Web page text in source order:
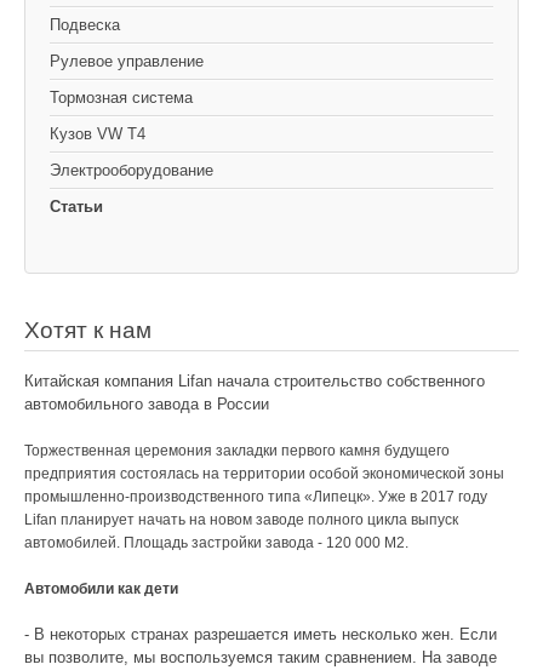
Подвеска
Рулевое управление
Тормозная система
Кузов VW T4
Электрооборудование
Статьи
Хотят к нам
Китайская компания Lifan начала строительство собственного
автомобильного завода в России
Торжественная церемония закладки первого камня будущего
предприятия состоялась на территории особой экономической зоны
промышленно-производственного типа «Липецк». Уже в 2017 году
Lifan планирует начать на новом заводе полного цикла выпуск
автомобилей. Площадь застройки завода - 120 000 M2.
Автомобили как дети
- В некоторых странах разрешается иметь несколько жен. Если
вы позволите, мы воспользуемся таким сравнением. На заводе